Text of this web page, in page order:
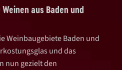
aus Baden und
Weinbaugebiete Baden und
und das
nun gezielt den